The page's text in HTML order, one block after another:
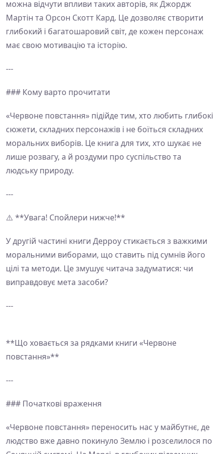
можна відчути впливи таких авторів, як Джордж
Мартін та Орсон Скотт Кард. Це дозволяє створити
глибокий і багатошаровий світ, де кожен персонаж
має свою мотивацію та історію.
---
### Кому варто прочитати
«Червоне повстання» підійде тим, хто любить глибокі
сюжети, складних персонажів і не боїться складних
моральних виборів. Це книга для тих, хто шукає не
лише розвагу, а й роздуми про суспільство та
людську природу.
---
⚠️ **Увага! Спойлери нижче!**
У другій частині книги Дерроу стикається з важкими
моральними виборами, що ставить під сумнів його
цілі та методи. Це змушує читача задуматися: чи
виправдовує мета засоби?
---
**Що ховається за рядками книги «Червоне
повстання»**
---
### Початкові враження
«Червоне повстання» переносить нас у майбутнє, де
людство вже давно покинуло Землю і розселилося по